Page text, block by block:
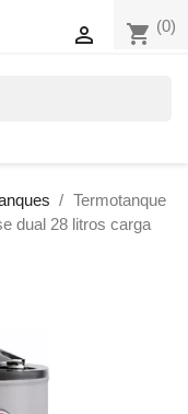
shopping_cart (0)

Termotanque
dual 28 litros carga